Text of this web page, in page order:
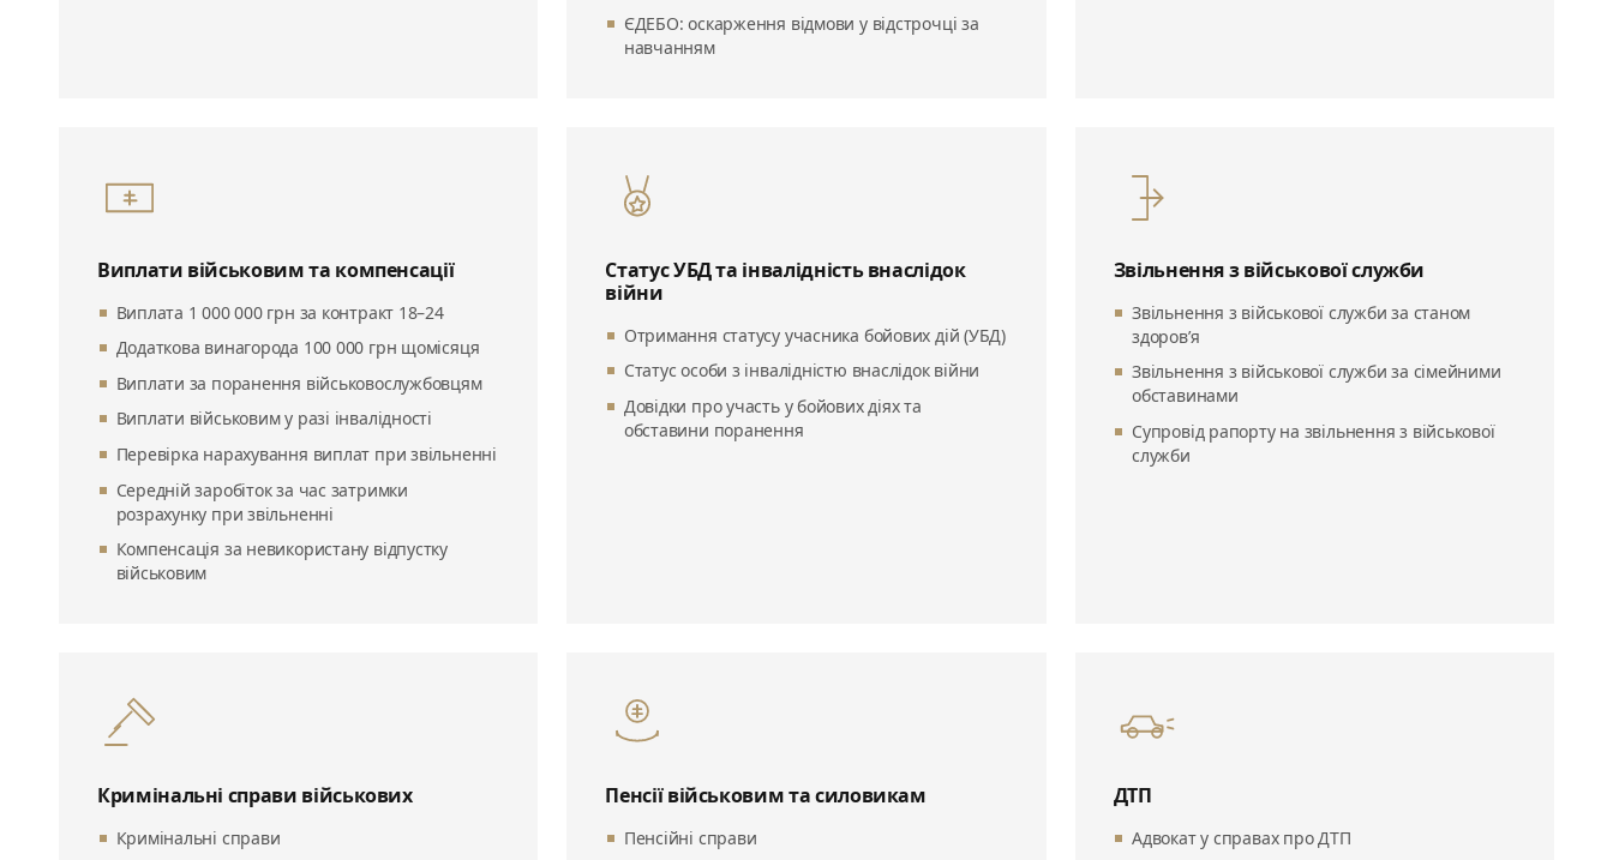
ЄДЕБО: оскарження відмови у відстрочці за
навчанням
Виплати військовим та компенсації
Виплата 1 000 000 грн за контракт 18–24
Додаткова винагорода 100 000 грн щомісяця
Виплати за поранення військовослужбовцям
Виплати військовим у разі інвалідності
Перевірка нарахування виплат при звільненні
Середній заробіток за час затримки
розрахунку при звільненні
Компенсація за невикористану відпустку
військовим
Статус УБД та інвалідність внаслідок
війни
Отримання статусу учасника бойових дій (УБД)
Статус особи з інвалідністю внаслідок війни
Довідки про участь у бойових діях та
обставини поранення
Звільнення з військової служби
Звільнення з військової служби за станом
здоров’я
Звільнення з військової служби за сімейними
обставинами
Супровід рапорту на звільнення з військової
служби
Кримінальні справи військових
Кримінальні справи
Пенсії військовим та силовикам
Пенсійні справи
ДТП
Адвокат у справах про ДТП